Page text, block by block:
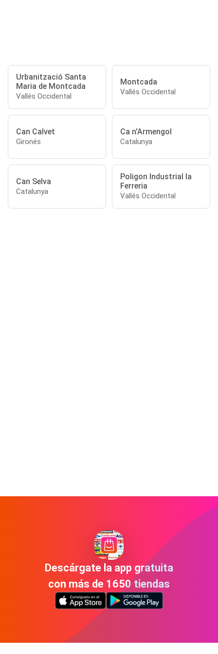
Urbanització Santa
Maria de Montcada
Vallés Occidental
Montcada
Vallés Occidental
Can Calvet
Gironés
Ca n'Armengol
Catalunya
Can Selva
Catalunya
Poligon Industrial la
Ferreria
Vallés Occidental
Descárgate la app gratuita
con más de 1650 tiendas